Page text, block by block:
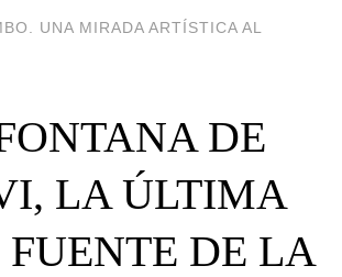
UNA MIRADA ARTÍSTICA AL
DE
LA ÚLTIMA
DE LA